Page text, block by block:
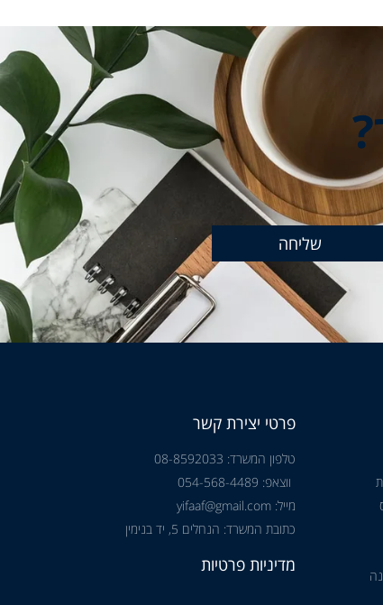
שליחה
פרטי יצירת קשר
טלפון המשרד: 08-8592033
ווצאפ: 054-568-4489
מייל: yifaaf@gmail.com
כתובת המשרד: הנחלים 5, יד בנימין
מדיניות פרטיות